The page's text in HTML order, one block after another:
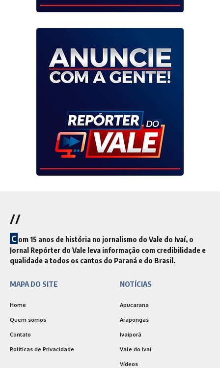
//
C om 15 anos de história no jornalismo do Vale do Ivaí, o
Jornal Repórter do Vale leva informação com credibilidade e
qualidade a todos os cantos do Paraná e do Brasil.
MAPA DO SITE
Home
Quem somos
Contato
Políticas de Privacidade
NOTÍCIAS
Apucarana
Arapongas
Ivaiporã
Vale do Ivaí
Vídeos